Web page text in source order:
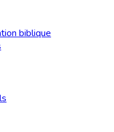
biblique